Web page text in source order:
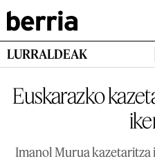
LURRALDEAK
Euskarazko
Imanol Murua kazetaritza